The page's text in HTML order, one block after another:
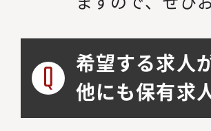
希望する求人
他にも保有求